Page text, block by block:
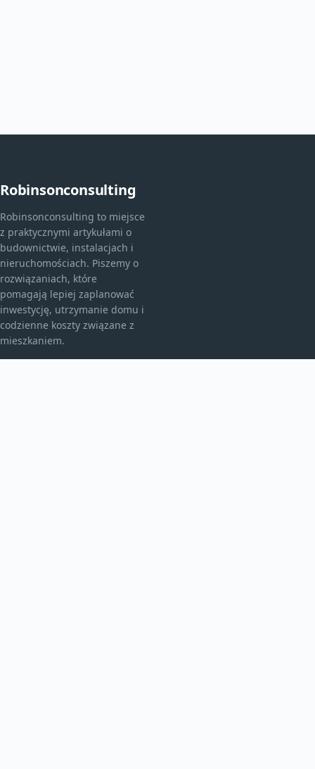
Robinsonconsulting
Robinsonconsulting to miejsce
z praktycznymi artykułami o
budownictwie, instalacjach i
nieruchomościach. Piszemy o
rozwiązaniach, które
pomagają lepiej zaplanować
inwestycję, utrzymanie domu i
codzienne koszty związane z
mieszkaniem.